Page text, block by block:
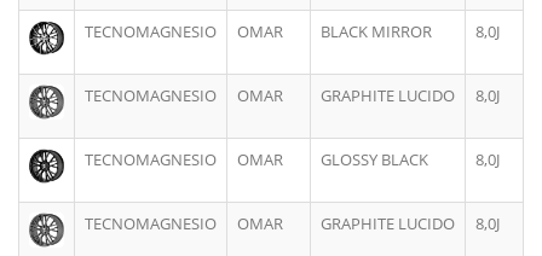
TECNOMAGNESIO OMAR BLACK MIRROR 8,0J
TECNOMAGNESIO OMAR GRAPHITE LUCIDO 8,0J
TECNOMAGNESIO OMAR GLOSSY BLACK 8,0J
TECNOMAGNESIO OMAR GRAPHITE LUCIDO 8,0J